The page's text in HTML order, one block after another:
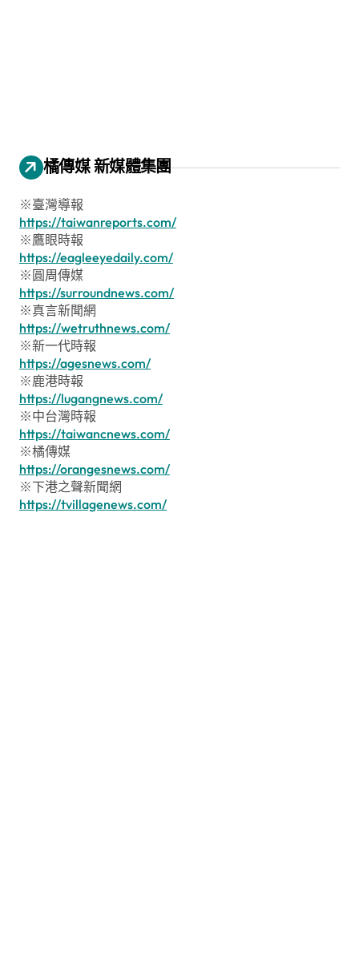
橘傳媒 新媒體集團
※臺灣導報
https://taiwanreports.com/
※鷹眼時報
https://eagleeyedaily.com/
※圓周傳媒
https://surroundnews.com/
※真言新聞網
https://wetruthnews.com/
※新一代時報
https://agesnews.com/
※鹿港時報
https://lugangnews.com/
※中台灣時報
https://taiwancnews.com/
※橘傳媒
https://orangesnews.com/
※下港之聲新聞網
https://tvillagenews.com/